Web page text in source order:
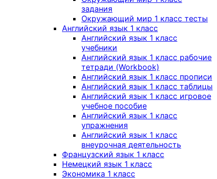
задания
Окружающий мир 1 класс тесты
Английский язык 1 класс
Английский язык 1 класс
учебники
Английский язык 1 класс рабочие
тетради (Workbook)
Английский язык 1 класс прописи
Английский язык 1 класс таблицы
Английский язык 1 класс игровое
учебное пособие
Английский язык 1 класс
упражнения
Английский язык 1 класс
внеурочная деятельность
Французский язык 1 класс
Немецкий язык 1 класс
Экономика 1 класс